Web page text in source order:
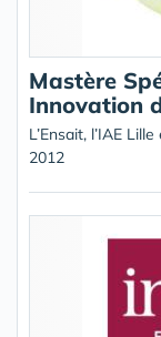
Mastère
Innovation
L’Ensait, l’IAE
2012